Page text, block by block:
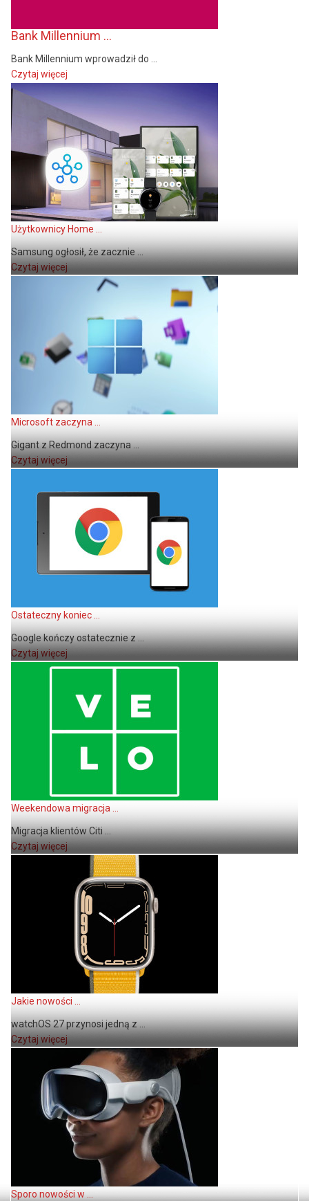
Bank Millennium ...
Bank Millennium wprowadził do ...
Czytaj więcej
Użytkownicy Home ...
Samsung ogłosił, że zacznie ...
Czytaj więcej
Microsoft zaczyna ...
Gigant z Redmond zaczyna ...
Czytaj więcej
Ostateczny koniec ...
Google kończy ostatecznie z ...
Czytaj więcej
Weekendowa migracja ...
Migracja klientów Citi ...
Czytaj więcej
Jakie nowości ...
watchOS 27 przynosi jedną z ...
Czytaj więcej
Sporo nowości w ...